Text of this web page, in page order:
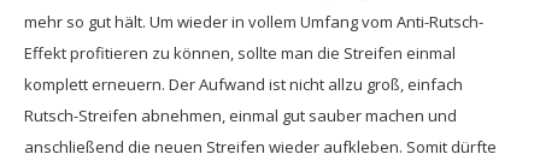
mehr so gut hält. Um wieder in vollem Umfang vom Anti-Rutsch-
Effekt profitieren zu können, sollte man die Streifen einmal
komplett erneuern. Der Aufwand ist nicht allzu groß, einfach
Rutsch-Streifen abnehmen, einmal gut sauber machen und
anschließend die neuen Streifen wieder aufkleben. Somit dürfte